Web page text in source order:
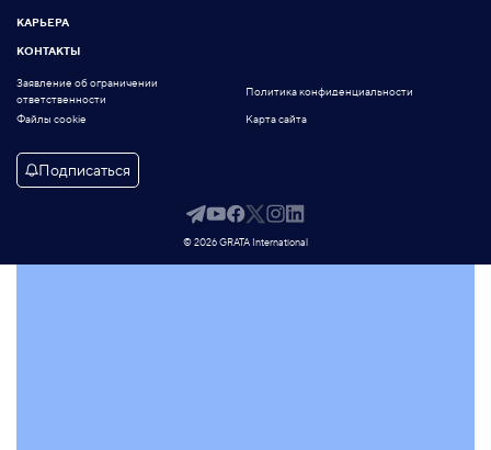
КАРЬЕРА
КОНТАКТЫ
Заявление об ограничении
ответственности
Политика конфиденциальности
Файлы cookie Карта сайта
Подписаться
© 2026 GRATA International